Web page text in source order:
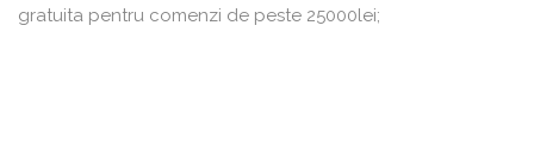
gratuita pentru comenzi de peste 25000lei;